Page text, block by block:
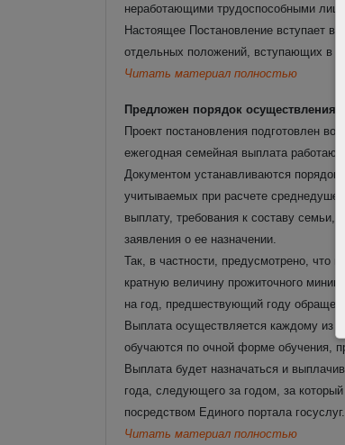
неработающими трудоспособными
Настоящее Постановление вступает в
отдельных положений, вступающих в
Читать материал полностью
Предложен порядок осуществления
Проект постановления подготовлен
ежегодная семейная выплата
Документом устанавливаются
учитываемых при расчете
выплату, требования к составу
заявления о ее назначении.
Так, в частности, предусмотрено, что
кратную величину прожиточного
на год, предшествующий году
Выплата осуществляется каждому из
обучаются по очной форме обучения,
Выплата будет назначаться и
года, следующего за годом, за
посредством Единого портала госуслуг.
Читать материал полностью